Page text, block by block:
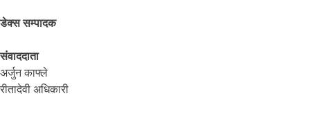
डेक्स सम्पादक
संवाददाता
अर्जुन काफ्ले
रीतादेवी अधिकारी